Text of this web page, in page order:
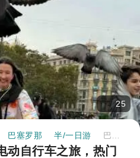
25
巴塞罗那 半/一日游
动自行车之旅，热门